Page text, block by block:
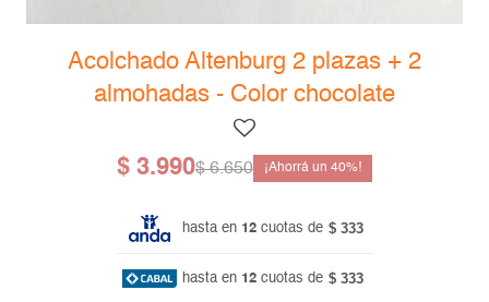
Acolchado Altenburg 2 plazas + 2
almohadas - Color chocolate
$ 3.990$ 6.650 40
hasta en 12 cuotas de $ 333
hasta en 12 cuotas de $ 333
Bibliotecas